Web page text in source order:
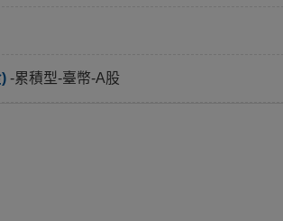
-累積型-臺幣-A股